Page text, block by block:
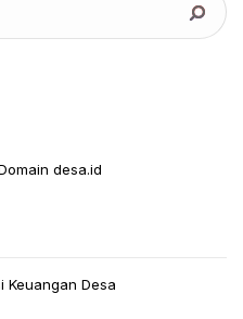
desa.id
Keuangan Desa